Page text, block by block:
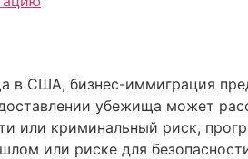
США, бизнес-иммиграция
убежища может
или криминальный риск,
или риске для